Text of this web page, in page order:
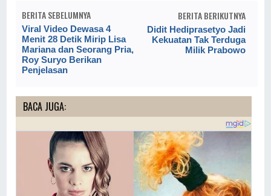
BERITA SEBELUMNYA
Viral Video Dewasa 4
Menit 28 Detik Mirip Lisa
Mariana dan Seorang Pria,
Roy Suryo Berikan
Penjelasan
BERITA BERIKUTNYA
Didit Hediprasetyo Jadi
Kekuatan Tak Terduga
Milik Prabowo
BACA JUGA: